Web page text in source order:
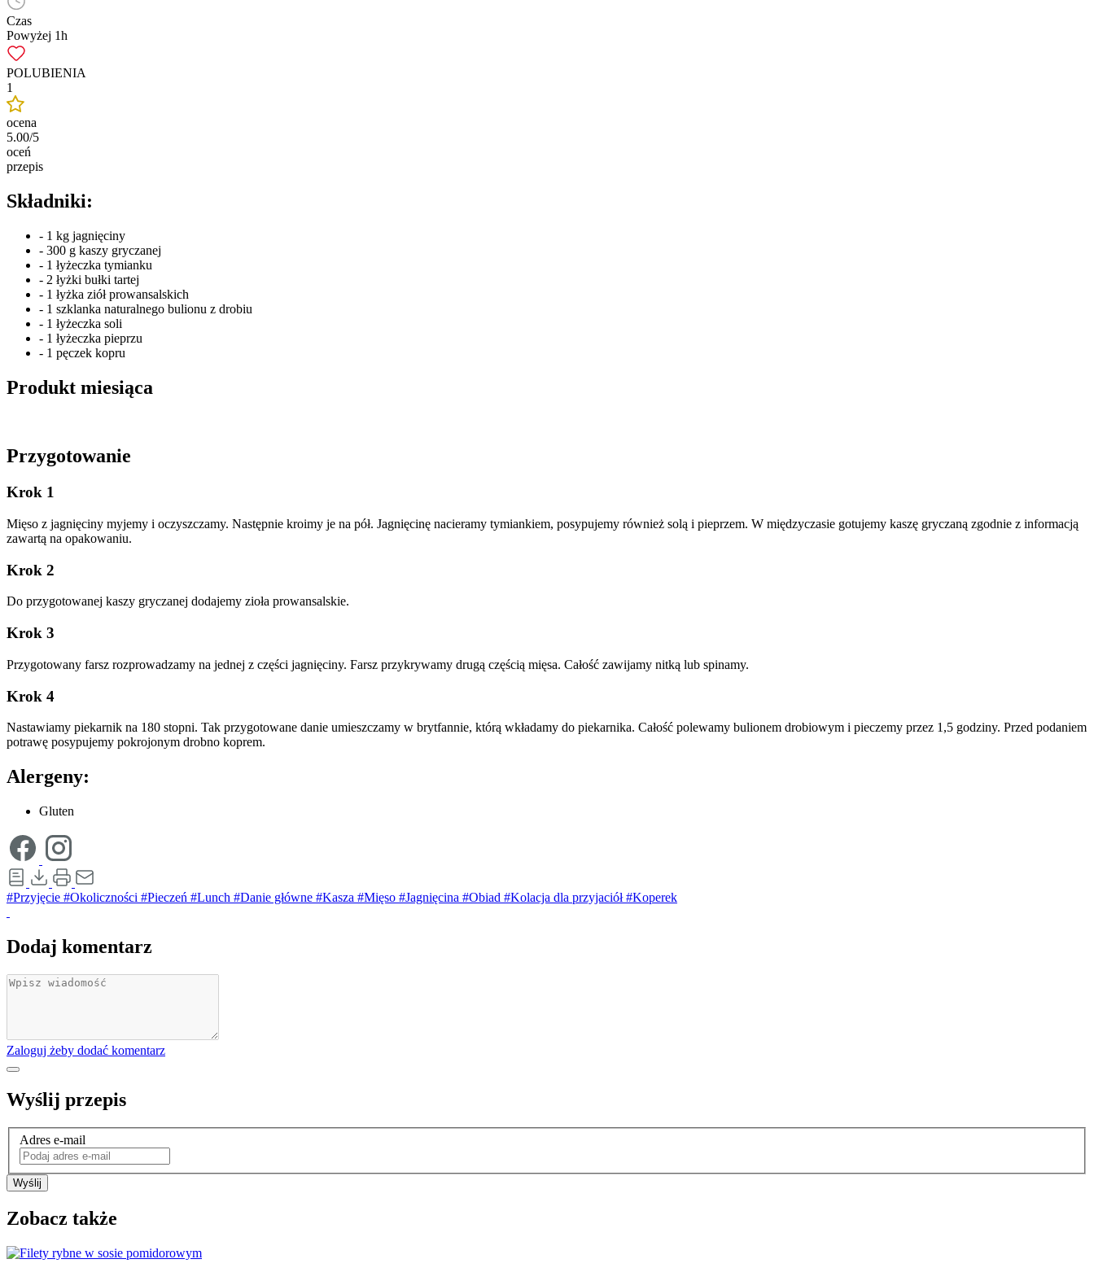
Czas
Powyżej 1h
POLUBIENIA
1
ocena
5.00/5
oceń
przepis
Składniki:
- 1 kg jagnięciny
- 300 g kaszy gryczanej
- 1 łyżeczka tymianku
- 2 łyżki bułki tartej
- 1 łyżka ziół prowansalskich
- 1 szklanka naturalnego bulionu z drobiu
- 1 łyżeczka soli
- 1 łyżeczka pieprzu
- 1 pęczek kopru
Produkt miesiąca
Przygotowanie
Krok 1
Mięso z jagnięciny myjemy i oczyszczamy. Następnie kroimy je na pół. Jagnięcinę nacieramy tymiankiem, posypujemy również solą i pieprzem. W międzyczasie gotujemy kaszę gryczaną zgodnie z informacją
zawartą na opakowaniu.
Krok 2
Do przygotowanej kaszy gryczanej dodajemy zioła prowansalskie.
Krok 3
Przygotowany farsz rozprowadzamy na jednej z części jagnięciny. Farsz przykrywamy drugą częścią mięsa. Całość zawijamy nitką lub spinamy.
Krok 4
Nastawiamy piekarnik na 180 stopni. Tak przygotowane danie umieszczamy w brytfannie, którą wkładamy do piekarnika. Całość polewamy bulionem drobiowym i pieczemy przez 1,5 godziny. Przed podaniem
potrawę posypujemy pokrojonym drobno koprem.
Alergeny:
Gluten
#Przyjęcie #Okoliczności #Pieczeń #Lunch #Danie główne #Kasza #Mięso #Jagnięcina #Obiad #Kolacja dla przyjaciół#Koperek
Dodaj komentarz
Zaloguj żeby dodać komentarz
Wyślij przepis
Adres e-mail
Wyślij
Zobacz także